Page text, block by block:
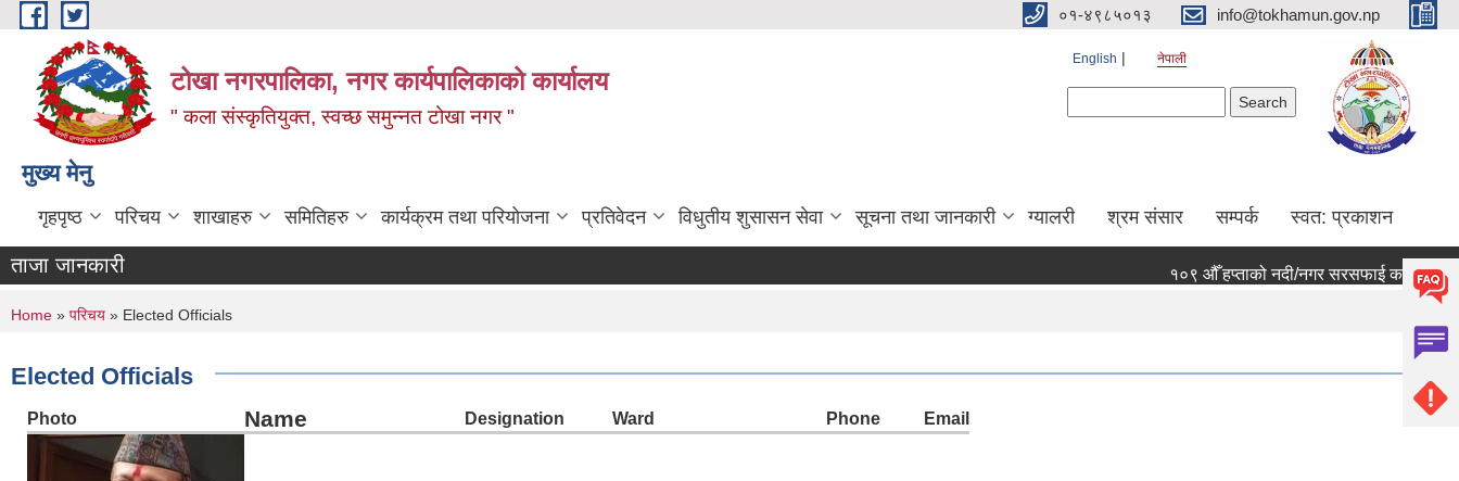
Skip to main content ०१-४९८५०१३ info@tokhamun.gov.np
टोखा नगरपालिका, नगर कार्यपालिकाको कार्यालय
" कला संस्कृतियुक्त, स्वच्छ समुन्‍नत टोखा नगर "
English नेपाली
मुख्य मेनु
गृहपृष्ठ परिचय शाखाहरु समितिहरु कार्यक्रम तथा परियोजना प्रतिवेदन विधुतीय शुसासन सेवा सूचना तथा जानकारी ग्यालरी श्रम संसार सम्पर्क स्वत: प्रकाशन
ताजा जानकारी १०९ औँ हप्ताको नदी/नगर सरसफाई कार्यक्रममा
You are here
Home » परिचय » Elected Officials
Elected Officials
Photo Name Designation Ward Phone Email